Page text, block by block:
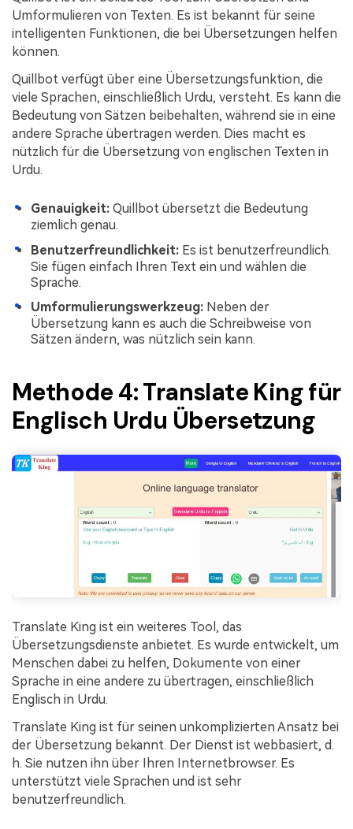
Umformulieren von Texten. Es ist bekannt für seine
intelligenten Funktionen, die bei Übersetzungen helfen
können.
Quillbot verfügt über eine Übersetzungsfunktion, die
viele Sprachen, einschließlich Urdu, versteht. Es kann die
Bedeutung von Sätzen beibehalten, während sie in eine
andere Sprache übertragen werden. Dies macht es
nützlich für die Übersetzung von englischen Texten in
Urdu.
Genauigkeit: Quillbot übersetzt die Bedeutung
ziemlich genau.
Benutzerfreundlichkeit: Es ist benutzerfreundlich.
Sie fügen einfach Ihren Text ein und wählen die
Sprache.
Umformulierungswerkzeug: Neben der
Übersetzung kann es auch die Schreibweise von
Sätzen ändern, was nützlich sein kann.
Methode 4: Translate King für
Englisch Urdu Übersetzung
Translate King ist ein weiteres Tool, das
Übersetzungsdienste anbietet. Es wurde entwickelt, um
Menschen dabei zu helfen, Dokumente von einer
Sprache in eine andere zu übertragen, einschließlich
Englisch in Urdu.
Translate King ist für seinen unkomplizierten Ansatz bei
der Übersetzung bekannt. Der Dienst ist webbasiert, d.
h. Sie nutzen ihn über Ihren Internetbrowser. Es
unterstützt viele Sprachen und ist sehr
benutzerfreundlich.